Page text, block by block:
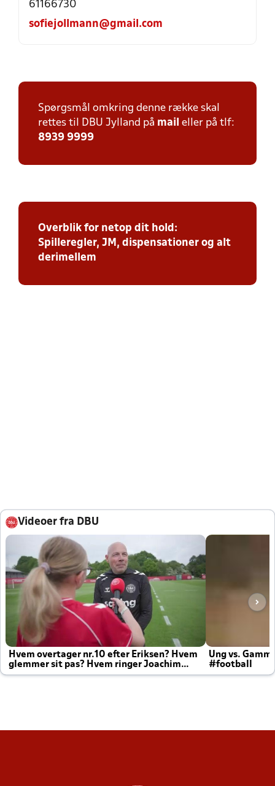
61166730
sofiejollmann@gmail.com
Spørgsmål omkring denne række skal
rettes til DBU Jylland på mail eller på tlf:
8939 9999
Overblik for netop dit hold:
Spilleregler, JM, dispensationer og alt
derimellem
Videoer fra DBU
Hvem overtager nr.10 efter Eriksen? Hvem
glemmer sit pas? Hvem ringer Joachim
altid til efter kampe?
Ung vs.
#football